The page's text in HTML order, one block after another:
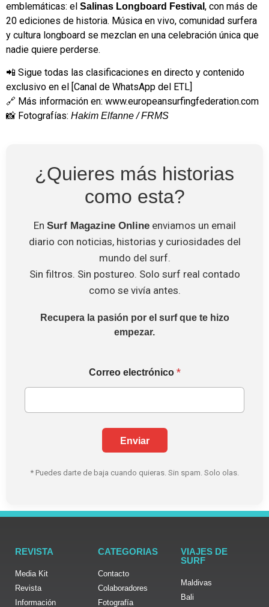
emblemáticas: el Salinas Longboard Festival , con más de
20 ediciones de historia. Música en vivo, comunidad surfera
y cultura longboard se mezclan en una celebración única que
nadie quiere perderse.
📲 Sigue todas las clasificaciones en directo y contenido
exclusivo en el [Canal de WhatsApp del ETL]
🔗 Más información en: www.europeansurfingfederation.com
📸 Fotografías: Hakim Elfanne / FRMS
¿Quieres más historias
como esta?
En Surf Magazine Onlineenviamos un email
diario con noticias, historias y curiosidades del
mundo del surf.
Sin filtros. Sin postureo. Solo surf real contado
como se vivía antes.
Recupera la pasión por el surf que te hizo
empezar.
l
e
n
i
o
e
r
ó
c
Correo electrónico *
Enviar
* Puedes darte de baja cuando quieras. Sin spam. Solo olas.
REVISTA
Media Kit
Revista
Información
CATEGORIAS
Contacto
Colaboradores
Fotografía
VIAJES DE
SURF
Maldivas
Bali